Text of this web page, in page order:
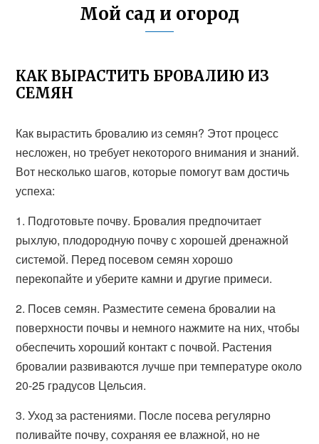
Мой сад и огород
КАК ВЫРАСТИТЬ БРОВАЛИЮ ИЗ
СЕМЯН
Как вырастить бровалию из семян? Этот процесс
несложен, но требует некоторого внимания и знаний.
Вот несколько шагов, которые помогут вам достичь
успеха:
1. Подготовьте почву. Бровалия предпочитает
рыхлую, плодородную почву с хорошей дренажной
системой. Перед посевом семян хорошо
перекопайте и уберите камни и другие примеси.
2. Посев семян. Разместите семена бровалии на
поверхности почвы и немного нажмите на них, чтобы
обеспечить хороший контакт с почвой. Растения
бровалии развиваются лучше при температуре около
20-25 градусов Цельсия.
3. Уход за растениями. После посева регулярно
поливайте почву, сохраняя ее влажной, но не